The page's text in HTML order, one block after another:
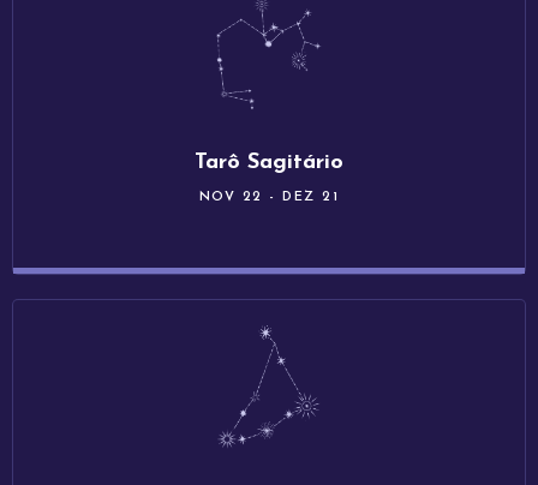
Tarô Sagitário
NOV 22 - DEZ 21